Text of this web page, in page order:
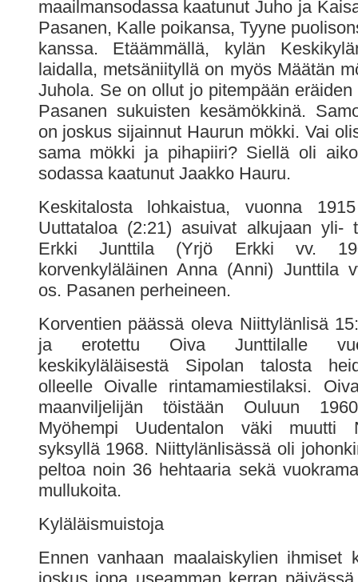
maailmansodassa kaatunut Juho ja
Pasanen, Kalle poikansa, Tyyne
kanssa. Etäämmällä, kylän
laidalla, metsäniityllä on myös Määtän
Juhola. Se on ollut jo pitempään eräiden
Pasanen sukuisten kesämökkinä.
on joskus sijainnut Haurun mökki. Vai
sama mökki ja pihapiiri? Siellä oli
sodassa kaatunut Jaakko Hauru.
Keskitalosta lohkaistua, vuonna
Uuttataloa (2:21) asuivat alkujaan yli-
Erkki Junttila (Yrjö Erkki vv.
korvenkyläläinen Anna (Anni) Junttila
os. Pasanen perheineen.
Korventien päässä oleva Niittylänlisä
ja erotettu Oiva Junttilalle
keskikyläläisestä Sipolan talosta
olleelle Oivalle rintamamiestilaksi.
maanviljelijän töistään Ouluun
Myöhempi Uudentalon väki muutti
syksyllä 1968. Niittylänlisässä oli
peltoa noin 36 hehtaaria sekä
mullukoita.
Kyläläismuistoja
Ennen vanhaan maalaiskylien ihmiset